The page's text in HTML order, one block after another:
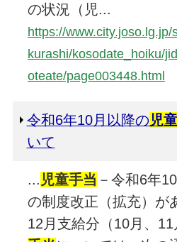
の状況（児...
https://
kurashi/kosodate_hoiku/
oteate/page003448.html
令和6年10月以降の 児
いて
... 児童手当 －令和6年
の制度改正（拡充）が
12月支給分（10月、